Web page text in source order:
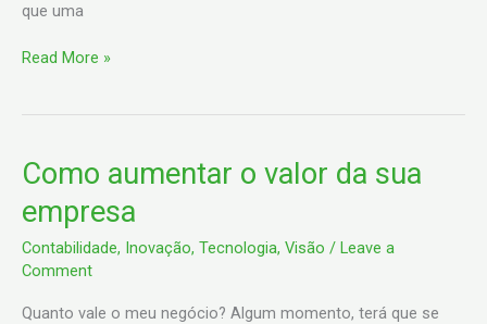
que uma
Read More »
Como aumentar o valor da sua
empresa
Contabilidade, Inovação, Tecnologia, Visão / Leave a
Comment
Quanto vale o meu negócio? Algum momento, terá que se
Como
aumentar
o
da
sua
empresa